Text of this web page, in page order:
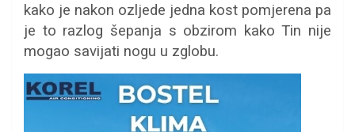
kako je nakon ozljede jedna kost pomjerena pa
je to razlog šepanja s obzirom kako Tin nije
mogao savijati nogu u zglobu.